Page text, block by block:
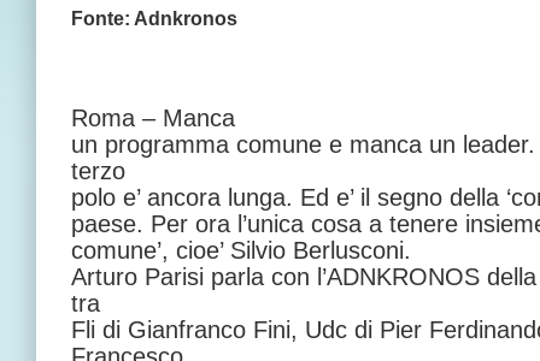
Fonte: Adnkronos
Roma – Manca
un programma comune e manca un
terzo
polo e’ ancora lunga. Ed e’ il segno della
paese. Per ora l’unica cosa a tenere
comune’, cioe’ Silvio Berlusconi.
Arturo Parisi parla con l’ADNKRONOS
tra
Fli di Gianfranco Fini, Udc di Pier